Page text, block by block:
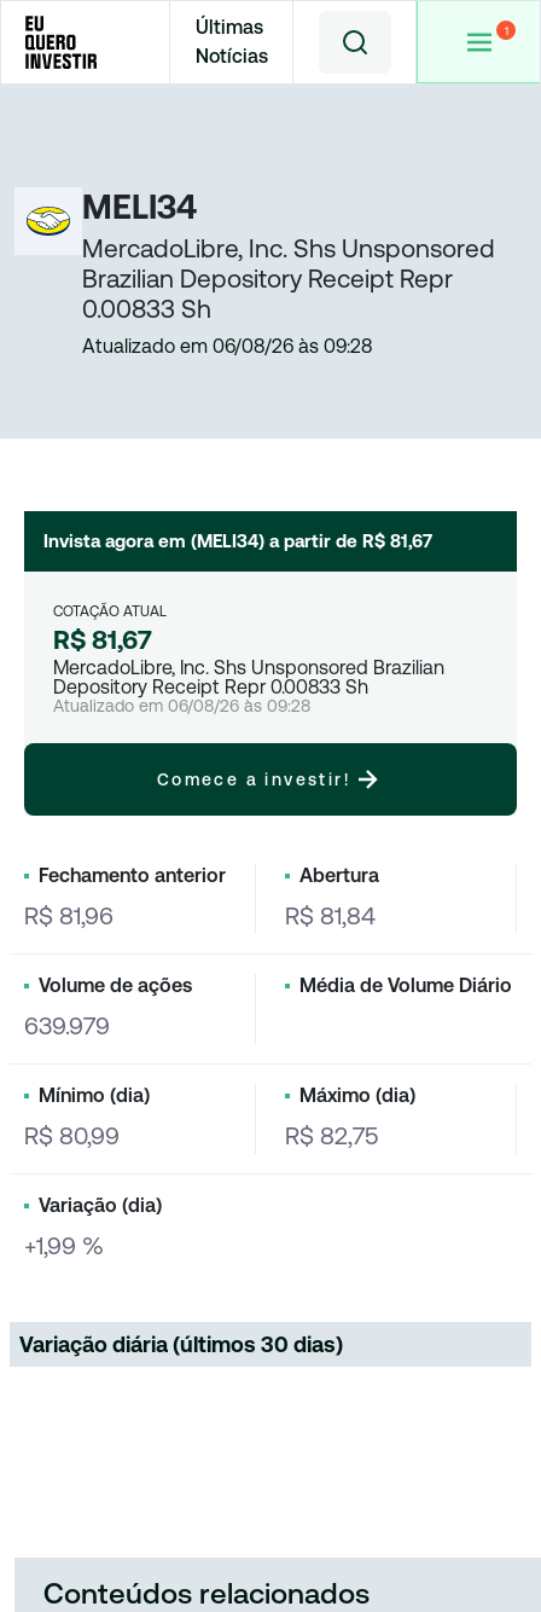
Últimas
Notícias
Home Cotações
MELI34
MercadoLibre, Inc. Shs Unsponsored
Brazilian Depository Receipt Repr
0.00833 Sh
Atualizado em 06/08/26 às 09:28
Invista agora em (MELI34) a partir de R$ 81,67
COTAÇÃO ATUAL
R$ 81,67
MercadoLibre, Inc. Shs Unsponsored Brazilian
Depository Receipt Repr 0.00833 Sh
Atualizado em 06/08/26 às 09:28
Comece a investir!
Fechamento anterior
R$ 81,96
Abertura
R$ 81,84
Volume de ações
639.979
Média de Volume Diário
Mínimo (dia)
R$ 80,99
Máximo (dia)
R$ 82,75
Variação (dia)
+1,99 %
Variação diária (últimos 30 dias)
Conteúdos relacionados